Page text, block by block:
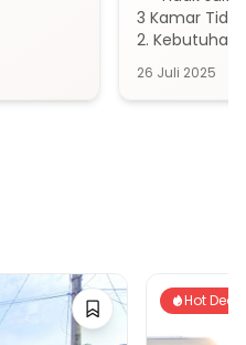
3 Kamar
2. Kebutuhan
26 Juli 2025
Hot Deals